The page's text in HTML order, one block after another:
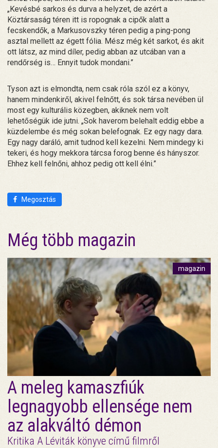
„Kevésbé sarkos és durva a helyzet, de azért a
Köztársaság téren itt is ropognak a cipők alatt a
fecskendők, a Markusovszky téren pedig a ping-pong
asztal mellett az égett fólia. Mész még két sarkot, és akit
ott látsz, az mind díler, pedig abban az utcában van a
rendőrség is… Ennyit tudok mondani.”
Tyson azt is elmondta, nem csak róla szól ez a könyv,
hanem mindenkiről, akivel felnőtt, és sok társa nevében ül
most egy kulturális közegben, akiknek nem volt
lehetőségük ide jutni. „Sok haverom belehalt eddig ebbe a
küzdelembe és még sokan belefognak. Ez egy nagy dara.
Egy nagy daráló, amit tudnod kell kezelni. Nem mindegy ki
tekeri, és hogy mekkora tárcsa forog benne és hányszor.
Ehhez kell felnőni, ahhoz pedig ott kell élni.”
Megosztás
Még több magazin
magazin
A meleg kamaszfiúk
legnagyobb ellensége nem
az alakváltó démon
Kritika A Léviták könyve című filmről